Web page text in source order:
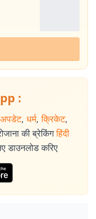
:
, धर्म, क्रिकेट,
की ब्रेकिंग हिंदी
डाउनलोड करिए